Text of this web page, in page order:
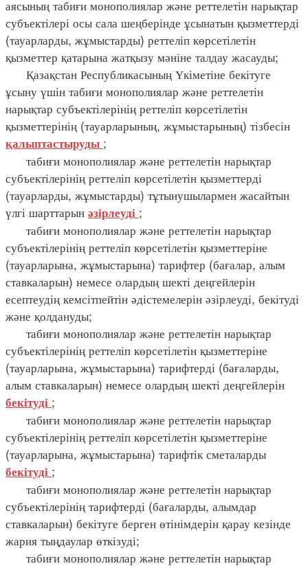
аясының табиғи монополиялар және реттелетін нарықтар
субъектілері осы сала шеңберінде ұсынатын қызметтерді
(тауарларды, жұмыстарды) реттеліп көрсетілетін
қызметтер қатарына жатқызу мәніне талдау жасауды;
Қазақстан Республикасының Үкіметіне бекітуге
ұсыну үшін табиғи монополиялар және реттелетін
нарықтар субъектілерінің реттеліп көрсетілетін
қызметтерінің (тауарларының, жұмыстарының) тізбесін
қалыптастыруды ;
табиғи монополиялар және реттелетін нарықтар
субъектілерінің реттеліп көрсетілетін қызметтерді
(тауарларды, жұмыстарды) тұтынушылармен жасайтын
үлгі шарттарын әзірлеуді ;
табиғи монополиялар және реттелетін нарықтар
субъектілерінің реттеліп көрсетілетін қызметтеріне
(тауарларына, жұмыстарына) тарифтер (бағалар, алым
ставкаларын) немесе олардың шекті деңгейлерін
есептеудің кемсітпейтін әдістемелерін әзірлеуді, бекітуді
және қолдануды;
табиғи монополиялар және реттелетін нарықтар
субъектілерінің реттеліп көрсетілетін қызметтеріне
(тауарларына, жұмыстарына) тарифтерді (бағаларды,
алым ставкаларын) немесе олардың шекті деңгейлерін
бекітуді ;
табиғи монополиялар және реттелетін нарықтар
субъектілерінің реттеліп көрсетілетін қызметтеріне
(тауарларына, жұмыстарына) тарифтік сметаларды
бекітуді ;
табиғи монополиялар және реттелетін нарықтар
субъектілерінің тарифтерді (бағаларды, алымдар
ставкаларын) бекітуге берген өтінімдерін қарау кезінде
жария тыңдаулар өткізуді;
табиғи монополиялар және реттелетін нарықтар